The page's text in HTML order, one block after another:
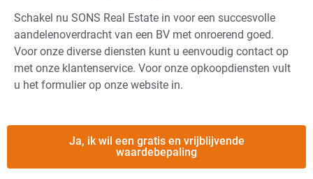
Schakel nu SONS Real Estate in voor een succesvolle
aandelenoverdracht van een BV met onroerend goed.
Voor onze diverse diensten kunt u eenvoudig contact op
met onze klantenservice. Voor onze opkoopdiensten vult
u het formulier op onze website in.
Ja, ik wil een gratis en vrijblijvende
waardebepaling